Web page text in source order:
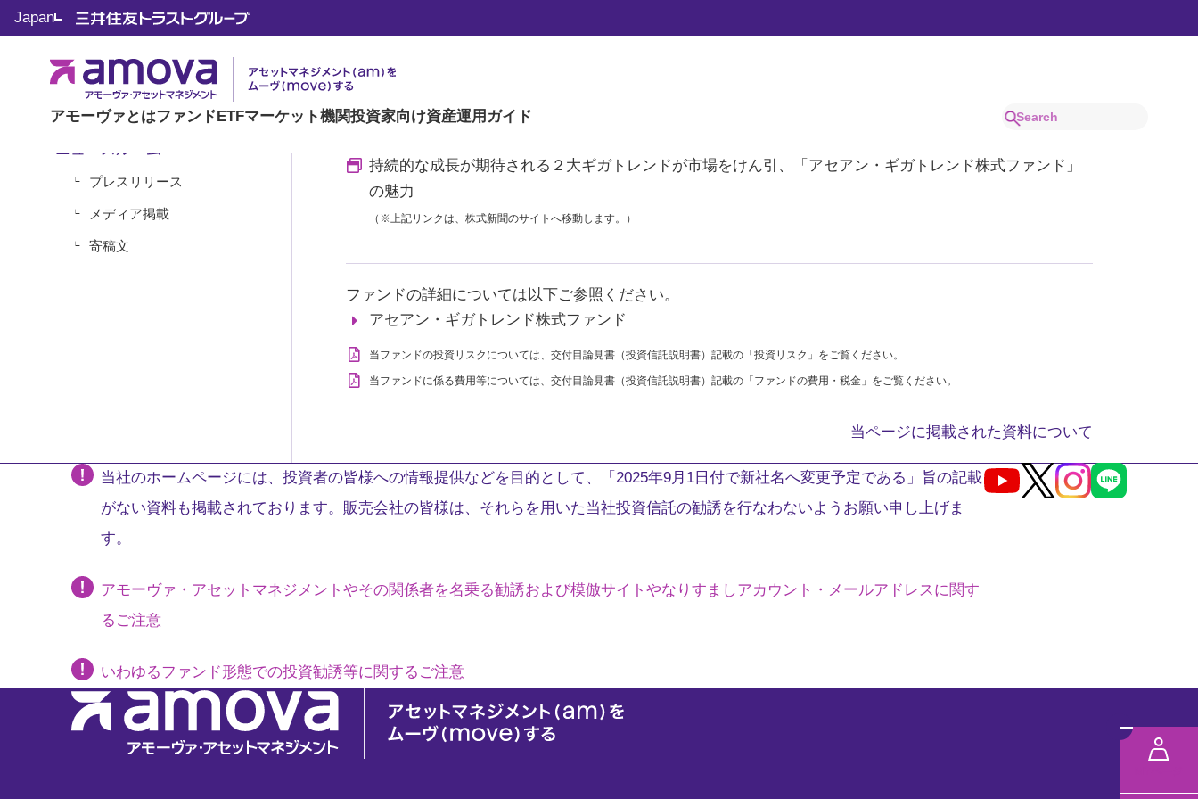
アモーヴァとはファンドETFマーケット機関投資家向け資産運用ガイド
Japan
ファンドの特別レポートなど
マーケットや投資の知識
ニュースルーム
プレスリリース
メディア掲載
寄稿文
株式新聞Web（2024年11月20日付）にて、
「アセアン・ギガトレンド株式ファンド」が紹介されました。
持続的な成長が期待される２大ギガトレンドが市場をけん引、「アセアン・ギガトレンド株式ファンド」
の魅力
（※上記リンクは、株式新聞のサイトへ移動します。）
ファンドの詳細については以下ご参照ください。
アセアン・ギガトレンド株式ファンド
当ファンドの投資リスクについては、交付目論見書（投資信託説明書）記載の「投資リスク」をご覧ください。
当ファンドに係る費用等については、交付目論見書（投資信託説明書）記載の「ファンドの費用・税金」をご覧ください。
当ページに掲載された資料について
メ
当社のホームページには、投資者の皆様への情報提供などを目的として、「2025年9月1日付で新社名へ変更予定である」旨の記載
がない資料も掲載されております。販売会社の皆様は、それらを用いた当社投資信託の勧誘を行なわないようお願い申し上げま
す。
アモーヴァ・アセットマネジメントやその関係者を名乗る勧誘および模倣サイトやなりすましアカウント・メールアドレスに関す
るご注意
いわゆるファンド形態での投資勧誘等に関するご注意
Youtube
X Instagram
LINE